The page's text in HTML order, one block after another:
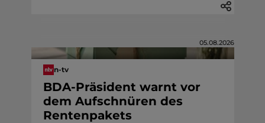
05.08.2026
n-tv
BDA-Präsident warnt vor
dem Aufschnüren des
Rentenpakets